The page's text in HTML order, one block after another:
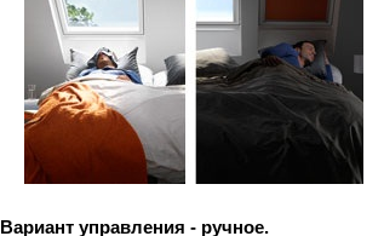
Вариант управления - ручное.